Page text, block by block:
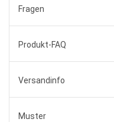
Fragen
Produkt-FAQ
Versandinfo
Muster